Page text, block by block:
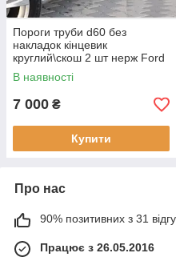
Пороги труби d60 без
накладок кінцевик
круглий\скош 2 шт нерж Ford
Kuga 2013-2019
В наявності
7 000 ₴
Купити
Про нас
90% позитивних з 31
Працює з 26.05.2016